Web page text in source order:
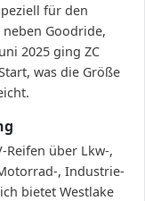
für den
Goodride,
2025 ging ZC
was die Größe
Reifen über Lkw-,
, Industrie-
bietet Westlake